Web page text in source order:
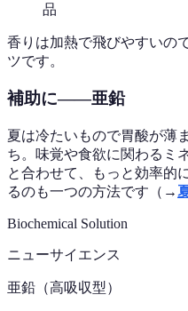
品
香りは加熱で飛びやすいので
ツです。
補助に——亜鉛
夏は冷たいもので胃酸が薄
ち。味覚や食欲に関わるミ
と合わせて、もっと効率的
るのも一つの方法です（→
Biochemical Solution
ニューサイエンス
亜鉛（高吸収型）